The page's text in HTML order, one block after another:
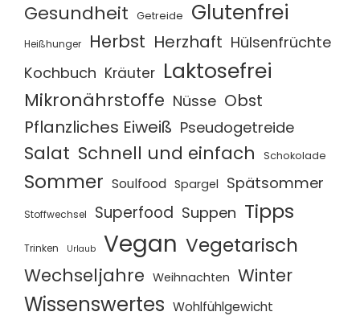
Gesundheit Getreide Glutenfrei
Heißhunger Herbst Herzhaft Hülsenfrüchte
Kochbuch Kräuter Laktosefrei
Mikronährstoffe Nüsse Obst
Pflanzliches Eiweiß Pseudogetreide
Salat Schnell und einfach Schokolade
Sommer Soulfood Spargel Spätsommer
Stoffwechsel Superfood Suppen Tipps
Trinken Urlaub Vegan Vegetarisch
Wechseljahre Weihnachten Winter
Wissenswertes Wohlfühlgewicht